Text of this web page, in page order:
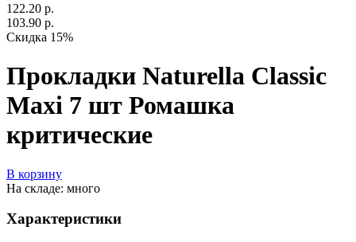
122.20 р.
103.90 р.
Скидка 15%
Прокладки Naturella Classic
Maxi 7 шт Ромашка
критические
В корзину
На складе: много
Характеристики